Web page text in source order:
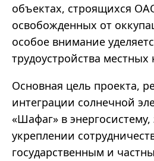
объектах, строящихся
освобожденных от
особое внимание
трудоустройства местных
Основная цель проекта,
интеграции солнечной
«Шафаг» в
укреплении
государственным и